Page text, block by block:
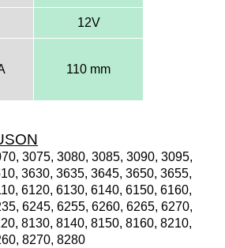
12V
110 mm
3075, 3080, 3085, 3090, 3095,
3630, 3635, 3645, 3650, 3655,
6120, 6130, 6140, 6150, 6160,
6245, 6255, 6260, 6265, 6270,
8130, 8140, 8150, 8160, 8210,
8270, 8280